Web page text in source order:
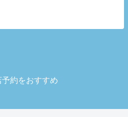
約をおすすめ